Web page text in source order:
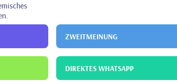
ZWEITMEINUNG
DIREKTES WHATSAPP